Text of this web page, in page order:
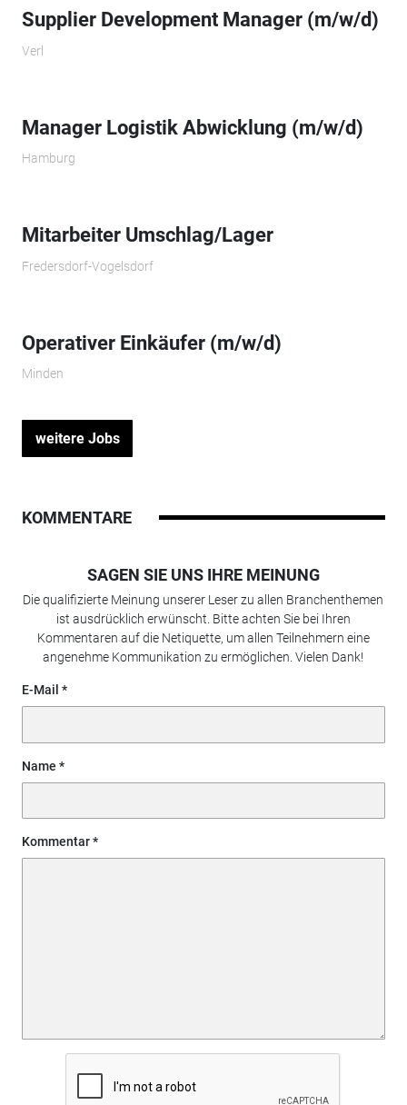
Supplier Development Manager (m/w/d)
Verl
Manager Logistik Abwicklung (m/w/d)
Hamburg
Mitarbeiter Umschlag/Lager
Fredersdorf-Vogelsdorf
Operativer Einkäufer (m/w/d)
Minden
weitere Jobs
KOMMENTARE
SAGEN SIE UNS IHRE MEINUNG
Die qualifizierte Meinung unserer Leser zu allen Branchenthemen
ist ausdrücklich erwünscht. Bitte achten Sie bei Ihren
Kommentaren auf die Netiquette, um allen Teilnehmern eine
angenehme Kommunikation zu ermöglichen. Vielen Dank!
E-Mail
Name
Kommentar